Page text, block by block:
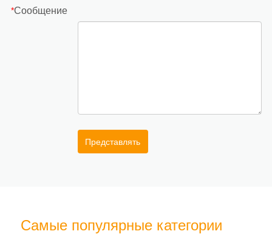
*Сообщение
Представлять
Самые популярные категории